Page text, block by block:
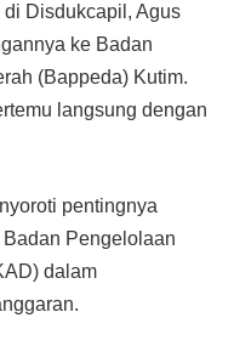
Disdukcapil, Agus
ke Badan
(Bappeda) Kutim.
langsung dengan
pentingnya
Pengelolaan
dalam